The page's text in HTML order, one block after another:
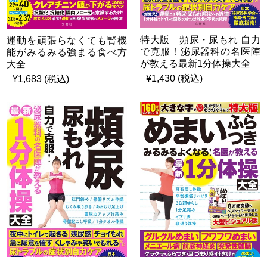
運動を頑張らなくても腎機
能がみるみる強まる食べ方
大全
¥1,683 (税込)
特大版 頻尿・尿もれ 自力
で克服！泌尿器科の名医陣
が教える最新1分体操大全
¥1,430 (税込)